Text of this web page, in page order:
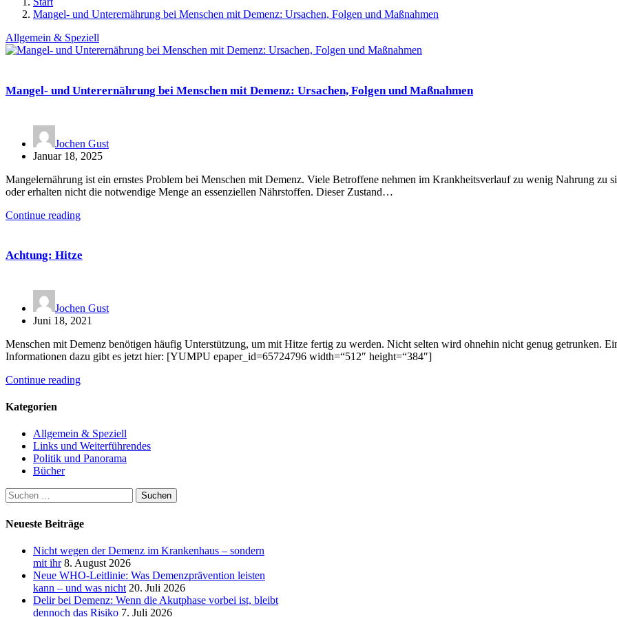
Mangel- und Unterernährung bei Menschen mit Demenz: Ursachen, Folgen und Maßnahmen
Allgemein & Speziell
Mangel- und Unterernährung bei Menschen mit Demenz: Ursachen, Folgen und Maßnahmen
Jochen Gust
Januar 18, 2025
Mangelernährung ist ein ernstes Problem bei Menschen mit Demenz. Viele Betroffene nehmen im Krankheitsverlauf zu wenig Nahrung zu
oder erhalten nicht die notwendige Menge an essenziellen Nährstoffen. Dieser Zustand…
Continue reading
Achtung: Hitze
Jochen Gust
Juni 18, 2021
Menschen mit Demenz benötigen häufig Unterstützung, um mit Hitze fertig zu werden. Nicht selten wird ohnehin nicht genug getrunken.
Informationen dazu gibt es jetzt hier: [YUMPU epaper_id=65724796 width=“512″ height=“384″]
Continue reading
Kategorien
Allgemein & Speziell
Links und Weiterführendes
Politik und Panorama
Bücher
Suchen
nach:
Neueste Beiträge
Nicht wegen der Demenz im Krankenhaus – sondern
mit ihr 8. August 2026
Neue WHO-Leitlinie: Was Demenzprävention leisten
kann – und was nicht 20. Juli 2026
Delir bei Demenz: Wenn die Akutphase vorbei ist, bleibt
dennoch das Risiko 7. Juli 2026